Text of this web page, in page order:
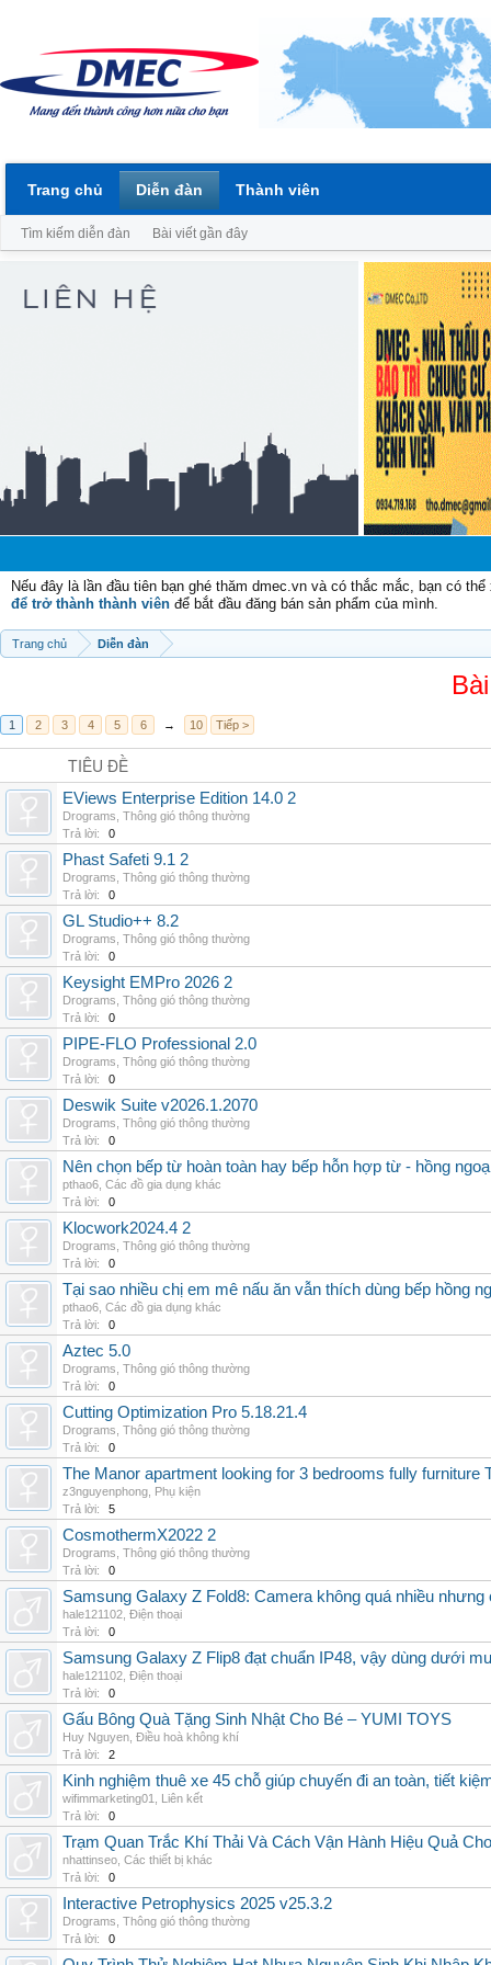
Nếu đây là lần đầu tiên bạn ghé thăm dmec.vn và có thắc mắc, bạn có
để trở thành thành viên để bắt đầu đăng bán sản phẩm của mình.
Trang chủ Diễn đàn
1 2 3 4 5 6 → 10 Tiếp >
TIÊU ĐỀ
EViews Enterprise Edition 14.0 2
Drograms Thông gió thông thường
Trả lời:
0
Phast Safeti 9.1 2
Drograms Thông gió thông thường
Trả lời:
0
GL Studio++ 8.2
Drograms Thông gió thông thường
Trả lời:
0
Keysight EMPro 2026 2
Drograms Thông gió thông thường
Trả lời:
0
PIPE-FLO Professional 2.0
Drograms Thông gió thông thường
Trả lời:
0
Deswik Suite v2026.1.2070
Drograms Thông gió thông thường
Trả lời:
0
Nên chọn bếp từ hoàn toàn hay bếp hỗn hợp từ - hồng
pthao6 Các đồ gia dụng khác
Trả lời:
0
Klocwork2024.4 2
Drograms Thông gió thông thường
Trả lời:
0
Tại sao nhiều chị em mê nấu ăn vẫn thích dùng bếp hồng
pthao6 Các đồ gia dụng khác
Trả lời:
0
Aztec 5.0
Drograms Thông gió thông thường
Trả lời:
0
Cutting Optimization Pro 5.18.21.4
Drograms Thông gió thông thường
Trả lời:
0
The Manor apartment looking for 3 bedrooms fully furniture
z3nguyenphong Phụ kiện
Trả lời:
5
CosmothermX2022 2
Drograms Thông gió thông thường
Trả lời:
0
Samsung Galaxy Z Fold8: Camera không quá nhiều nhưng
hale121102 Điện thoại
Trả lời:
0
Samsung Galaxy Z Flip8 đạt chuẩn IP48, vậy dùng dưới
hale121102 Điện thoại
Trả lời:
0
Gấu Bông Quà Tặng Sinh Nhật Cho Bé – YUMI TOYS
Huy Nguyen Điều hoà không khí
Trả lời:
2
Kinh nghiệm thuê xe 45 chỗ giúp chuyến đi an toàn, tiết
wifimmarketing01
Liên kết
Trả lời:
0
Trạm Quan Trắc Khí Thải Và Cách Vận Hành Hiệu Quả
nhattinseo Các thiết bị khác
Trả lời:
0
Interactive Petrophysics 2025 v25.3.2
Drograms Thông gió thông thường
Trả lời:
0
Trang chủ Diễn đàn
Tìm kiếm diễn đàn Bài viết gần đây
Thành viên